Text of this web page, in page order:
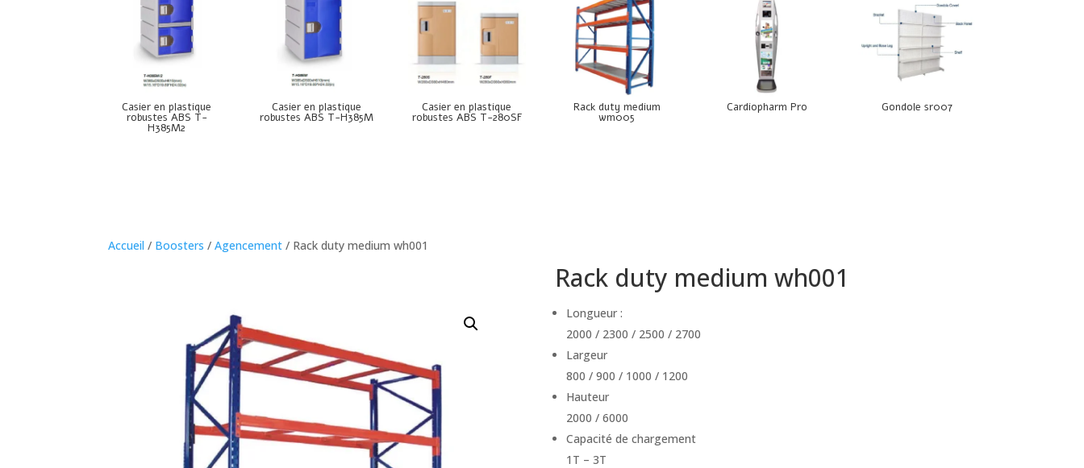
Casier en plastique
robustes ABS T-
H385M2
Casier en plastique
robustes ABS T-H385M
Casier en plastique
robustes ABS T-280SF
Rack duty medium
wm005
Cardiopharm Pro Gondole sr007
Accueil / Boosters /Agencement / Rack duty medium wh001
Rack duty medium wh001
Longueur :
2000 / 2300 / 2500 / 2700
Largeur
800 / 900 / 1000 / 1200
Hauteur
2000 / 6000
Capacité de chargement
1T – 3T